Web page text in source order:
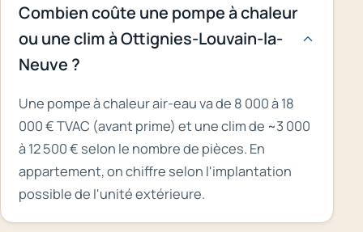
Combien coûte une pompe à chaleur
ou une clim à Ottignies-Louvain-la-
Neuve ?
Une pompe à chaleur air-eau va de 8 000 à 18
000 € TVAC (avant prime) et une clim de ~3 000
à 12 500 € selon le nombre de pièces. En
appartement, on chiffre selon l'implantation
possible de l'unité extérieure.